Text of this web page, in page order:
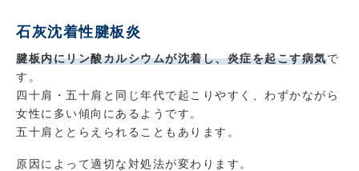
石灰沈着性腱板炎
腱板内にリン酸カルシウムが沈着し、炎症を起こす病気で
す。
四十肩・五十肩と同じ年代で起こりやすく、わずかながら
女性に多い傾向にあるようです。
五十肩ととらえられることもあります。
原因によって適切な対処法が変わります。